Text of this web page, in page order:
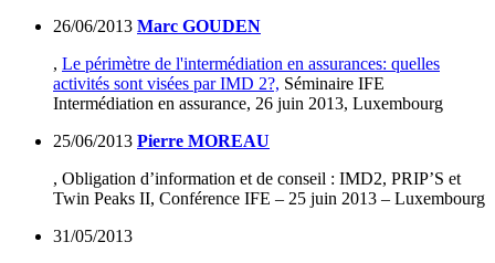
26/06/2013 Marc GOUDEN
, Le périmètre de l'intermédiation en assurances: quelles
activités sont visées par IMD 2?, Séminaire IFE
Intermédiation en assurance, 26 juin 2013, Luxembourg
25/06/2013 Pierre MOREAU
, Obligation d’information et de conseil : IMD2, PRIP’S et
Twin Peaks II, Conférence IFE – 25 juin 2013 – Luxembourg
31/05/2013